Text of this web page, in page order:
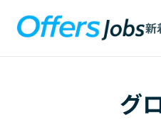
新
グ